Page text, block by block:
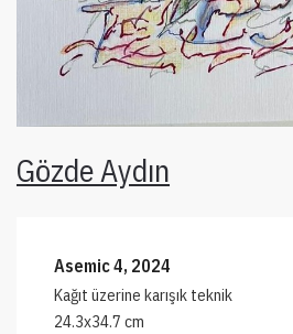
Gözde Aydın
Asemic 4, 2024
Kağıt üzerine karışık teknik
24.3x34.7 cm